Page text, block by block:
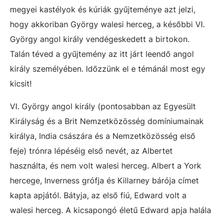
megyei kastélyok és kúriák gyűjteménye azt jelzi,
hogy akkoriban György walesi herceg, a későbbi VI.
György angol király vendégeskedett a birtokon.
Talán téved a gyűjtemény az itt járt leendő angol
király személyében. Időzzünk el e témánál most egy
kicsit!
VI. György angol király (pontosabban az Egyesült
Királyság és a Brit Nemzetközösség domíniumainak
királya, India császára és a Nemzetközösség első
feje) trónra lépéséig első nevét, az Albertet
használta, és nem volt walesi herceg. Albert a York
hercege, Inverness grófja és Killarney bárója címet
kapta apjától. Bátyja, az első fiú, Edward volt a
walesi herceg. A kicsapongó életű Edward apja halála